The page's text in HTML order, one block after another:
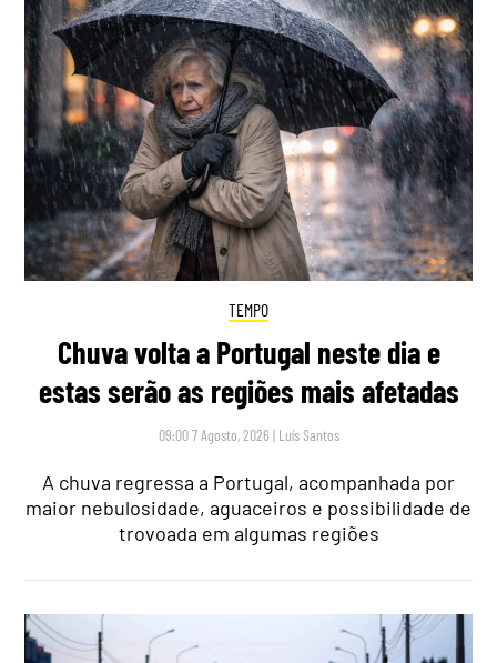
TEMPO
Chuva volta a Portugal neste dia e
estas serão as regiões mais afetadas
09:00 7 Agosto, 2026 | Luís Santos
A chuva regressa a Portugal, acompanhada por
maior nebulosidade, aguaceiros e possibilidade de
trovoada em algumas regiões